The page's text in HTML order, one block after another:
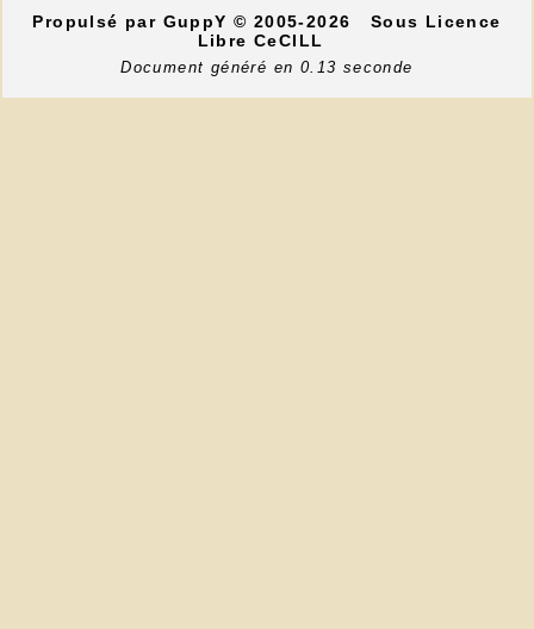
Propulsé par GuppY© 2005-2026
Sous Licence
Libre CeCILL
Document généré en 0.13 seconde